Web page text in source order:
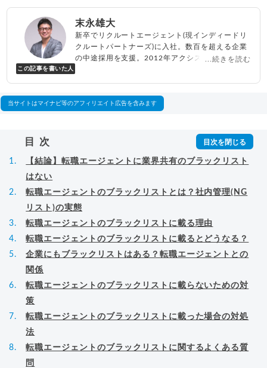
この記事を書いた人
末永雄大
新卒でリクルートエージェント(現インディードリ
クルートパートナーズ)に入社。数百を超える企業
の中途採用を支援。2012年アクシス(株)設立、代
べらない転職エージェント
...続きを読む
当サイトはマイナビ等のアフィリエイト広告を含みます
目次
【結論】転職エージェントに業界共有のブラックリスト
はない
転職エージェントのブラックリストとは？社内管理(NG
リスト)の実態
転職エージェントのブラックリストに載る理由
転職エージェントのブラックリストに載るとどうなる？
企業にもブラックリストはある？転職エージェントとの
関係
転職エージェントのブラックリストに載らないための対
策
転職エージェントのブラックリストに載った場合の対処
法
転職エージェントのブラックリストに関するよくある質
問